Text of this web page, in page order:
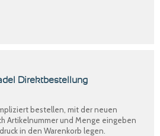
Direktbestellung
bestellen, mit der neuen
Artikelnummer und Menge eingeben
in den Warenkorb legen.